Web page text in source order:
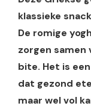
klassieke
De romige
zorgen samen
bite. Het is
dat gezond
maar wel vol